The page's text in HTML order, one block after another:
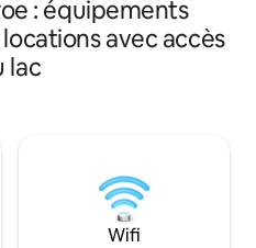
live le
et un
dispose
seulement
offre
cuisine
Allen's Creek, à
seulement. Nous
: équipements
avec accès
lac
Wifi